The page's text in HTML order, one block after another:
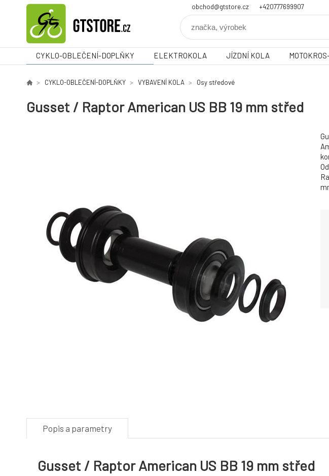
obchod@gtstore.cz +420777699907
CYKLO-OBLEČENÍ-DOPLŇKY ELEKTROKOLA JÍZDNÍ KOLA
CYKLO-OBLEČENÍ-DOPLŇKY VYBAVENÍ KOLA Osy středové
Gusset / Raptor American US BB 19 mm střed
Popis a parametry
Gusset / Raptor American US BB 19 mm střed